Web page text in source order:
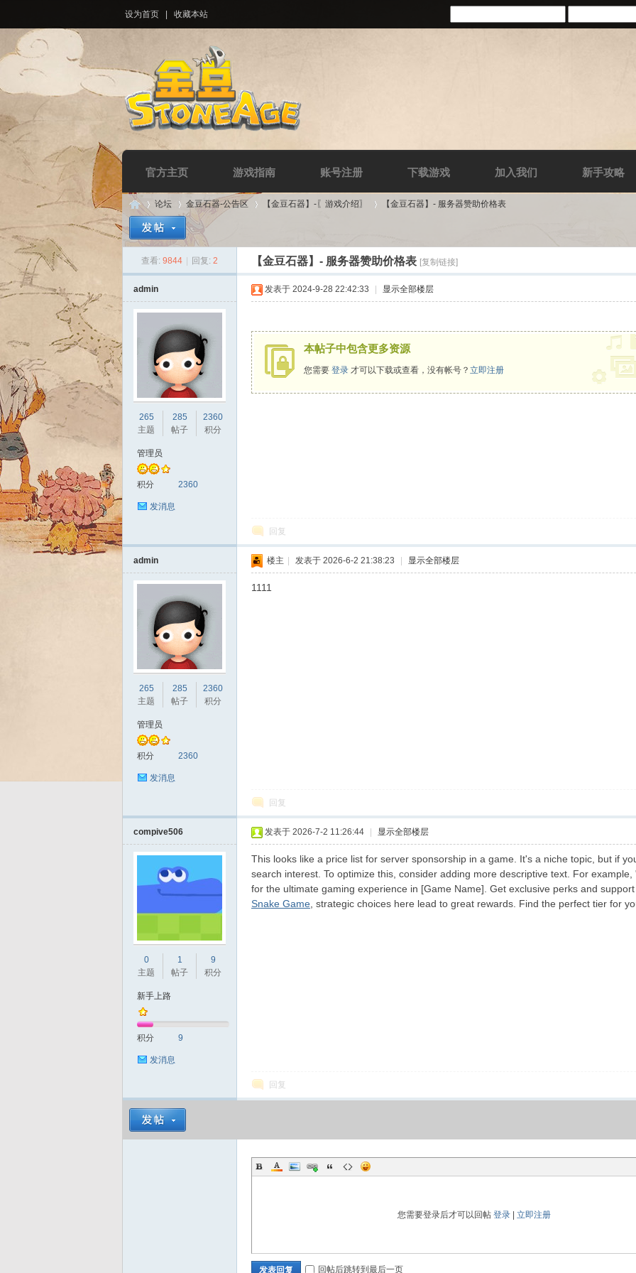
设为首页 收藏本站
官方主页 游戏指南 账号注册 下载游戏 加入我们 新手攻略
uz!
Bo
ar
»
论坛
›
金豆石器-公告区 【金豆石器】-〖游戏介绍〗
›
【金豆石器】- 服务器赞助价格表
查看: 9844 回复: 2 【金豆石器】- 服务器赞助价格表 [复制链接]
admin
265
主题
285
帖子
2360
积分
管理员
积分 2360
发消息
发表于 2024-9-28 22:42:33 显示全部楼层
本帖子中包含更多资源
您需要 登录 才可以下载或查看，没有帐号？ 立即注册
回复
admin
265
主题
285
帖子
2360
积分
管理员
积分 2360
发消息
楼主 发表于 2026-6-2 21:38:23 显示全部楼层
1111
回复
compive506
0
主题
1
帖子
9
积分
新手上路
积分 9
发消息
发表于 2026-7-2 11:26:44 显示全部楼层
This looks like a price list for server sponsorship in a game. It's a niche topic, but if
search interest. To optimize this, consider adding more descriptive text. For
for the ultimate gaming experience in [Game Name]. Get exclusive perks and
Snake Game , strategic choices here lead to great rewards. Find the perfect tier for
回复
您需要登录后才可以回帖 登录| 立即注册
发表回复 回帖后跳转到最后一页